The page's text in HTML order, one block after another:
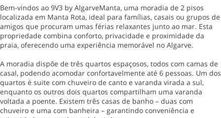
Bem-vindos ao 9V3 by AlgarveManta, uma moradia de 2 pisos
localizada em Manta Rota, ideal para famílias, casais ou grupos de
amigos que procuram umas férias relaxantes junto ao mar. Esta
propriedade combina conforto, privacidade e proximidade da
praia, oferecendo uma experiência memorável no Algarve.
A moradia dispõe de três quartos espaçosos, todos com camas de
casal, podendo acomodar confortavelmente até 6 pessoas. Um dos
quartos é suite com chuveiro de canto e varanda virada a sul,
enquanto os outros dois quartos compartilham uma varanda
voltada a poente. Existem três casas de banho – duas com
chuveiro e uma com banheira – garantindo conveniência e